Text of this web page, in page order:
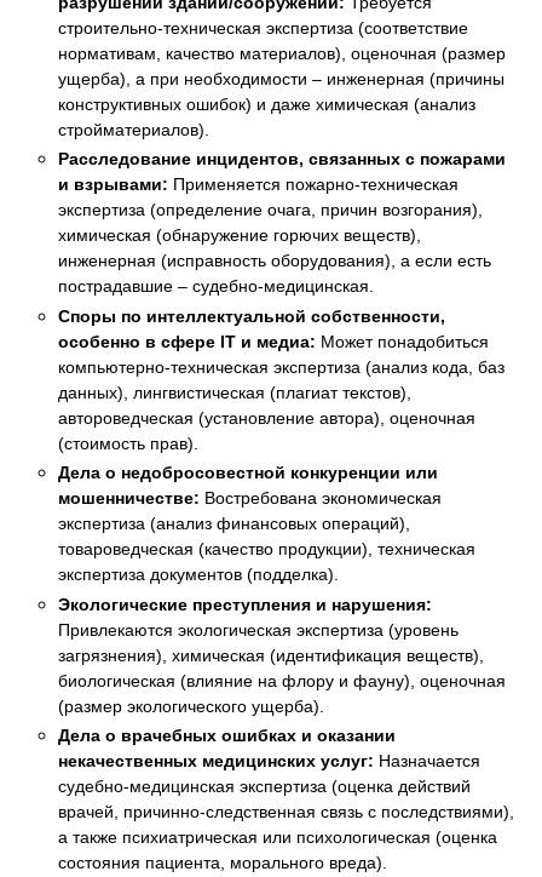
строительно-техническая экспертиза (соответствие
нормативам, качество материалов), оценочная (размер
ущерба), а при необходимости – инженерная (причины
конструктивных ошибок) и даже химическая (анализ
стройматериалов).
Расследование инцидентов, связанных с пожарами
и взрывами: Применяется пожарно-техническая
экспертиза (определение очага, причин возгорания),
химическая (обнаружение горючих веществ),
инженерная (исправность оборудования), а если есть
пострадавшие – судебно-медицинская.
Споры по интеллектуальной собственности,
особенно в сфере IT и медиа: Может понадобиться
компьютерно-техническая экспертиза (анализ кода, баз
данных), лингвистическая (плагиат текстов),
автороведческая (установление автора), оценочная
(стоимость прав).
Дела о недобросовестной конкуренции или
мошенничестве: Востребована экономическая
экспертиза (анализ финансовых операций),
товароведческая (качество продукции), техническая
экспертиза документов (подделка).
Экологические преступления и нарушения:
Привлекаются экологическая экспертиза (уровень
загрязнения), химическая (идентификация веществ),
биологическая (влияние на флору и фауну), оценочная
(размер экологического ущерба).
Дела о врачебных ошибках и оказании
некачественных медицинских услуг: Назначается
судебно-медицинская экспертиза (оценка действий
врачей, причинно-следственная связь с последствиями),
а также психиатрическая или психологическая (оценка
состояния пациента, морального вреда).